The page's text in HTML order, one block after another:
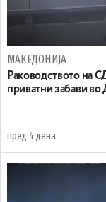
МАКЕДОНИЈА
Раководството на
приватни забави во
пред 4 дена